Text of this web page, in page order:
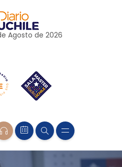
Agosto de 2026